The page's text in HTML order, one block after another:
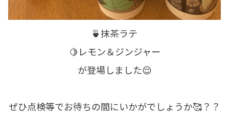
🍵抹茶ラテ
🍋レモン＆ジンジャー
が登場しました😌
ぜひ点検等でお待ちの間にいかがでしょうか🥰？？